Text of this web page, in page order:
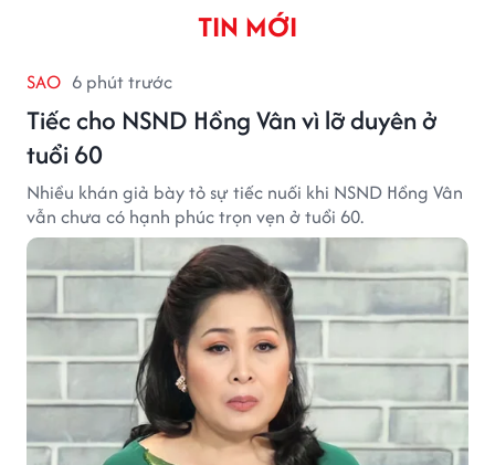
TIN MỚI
SAO 6 phút trước
Tiếc cho NSND Hồng Vân vì lỡ duyên ở
tuổi 60
Nhiều khán giả bày tỏ sự tiếc nuối khi NSND Hồng Vân
vẫn chưa có hạnh phúc trọn vẹn ở tuổi 60.